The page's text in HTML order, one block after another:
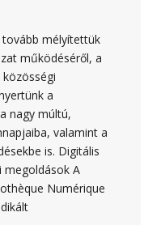
tovább mélyítettük
működéséről, a
a
nagy múltú,
valamint a
is. Digitális
megoldások A
Numérique